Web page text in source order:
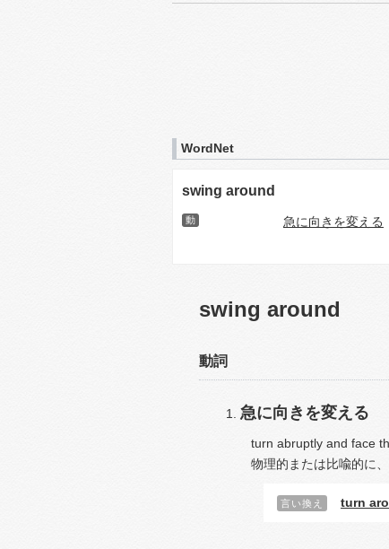
WordNet
swing around
動 急に向きを変える
swing around
動詞
急に向きを変える
turn abruptly and face
物理的または比喩的に
言い換え turn